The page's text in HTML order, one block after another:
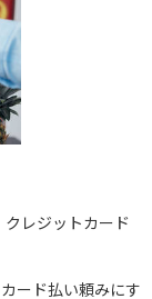
レジットカード
ード払い頼みにす